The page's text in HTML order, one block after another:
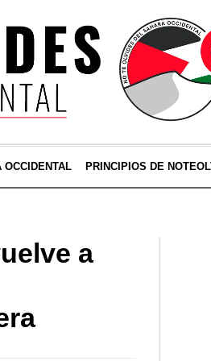
OCCIDENTAL PRINCIPIOS DE
a